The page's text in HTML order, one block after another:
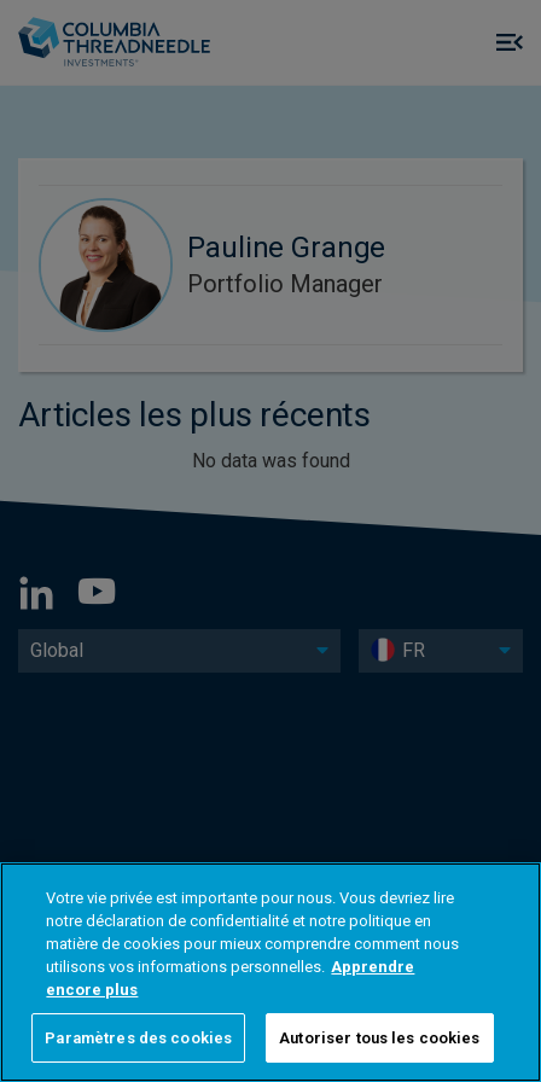
Pauline Grange
Portfolio Manager
Articles les plus récents
No data was found
Global FR
Votre vie privée est importante pour nous. Vous devriez lire
notre déclaration de confidentialité et notre politique en
matière de cookies pour mieux comprendre comment nous
utilisons vos informations personnelles. Apprendre
encore plus
Paramètres des cookies Autoriser tous les cookies